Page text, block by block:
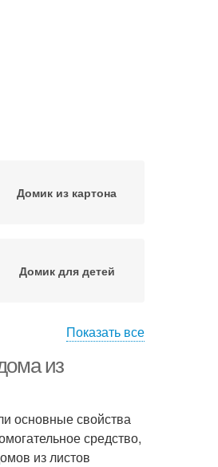
Домик из картона
Домик для детей
Показать все
из
основные свойства
средство,
из листов